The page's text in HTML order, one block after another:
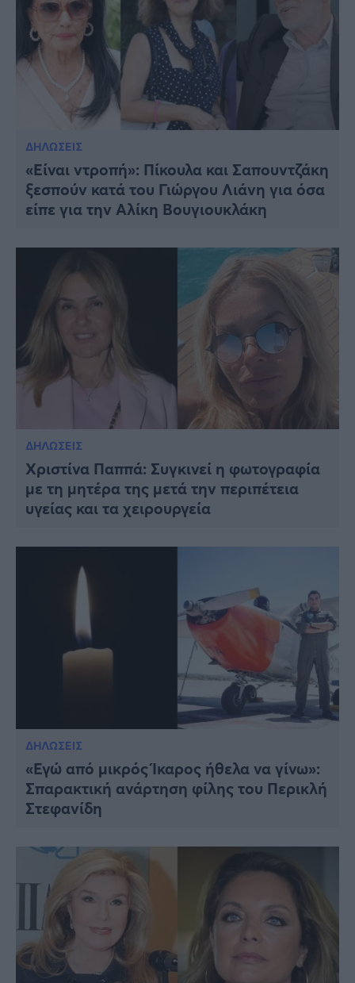
ΔΗΛΩΣΕΙΣ
«Είναι ντροπή»: Πίκουλα και Σαπουντζάκη
ξεσπούν κατά του Γιώργου Λιάνη για όσα
είπε για την Αλίκη Βουγιουκλάκη
ΔΗΛΩΣΕΙΣ
Χριστίνα Παππά: Συγκινεί η φωτογραφία
με τη μητέρα της μετά την περιπέτεια
υγείας και τα χειρουργεία
ΔΗΛΩΣΕΙΣ
«Εγώ από μικρός Ίκαρος ήθελα να γίνω»:
Σπαρακτική ανάρτηση φίλης του Περικλή
Στεφανίδη